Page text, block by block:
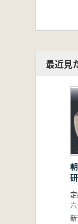
最近見